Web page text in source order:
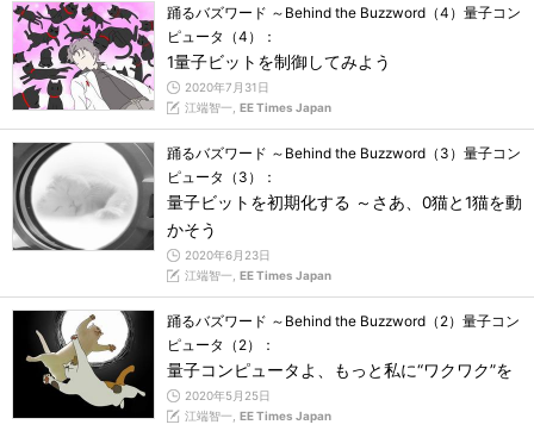
踊るバズワード ～Behind the Buzzword（4）量子コン
ピュータ（4）：
1量子ビットを制御してみよう
2020年7月31日
江端智一, EE Times Japan
踊るバズワード ～Behind the Buzzword（3）量子コン
ピュータ（3）：
量子ビットを初期化する ～さあ、0猫と1猫を動
かそう
2020年6月23日
江端智一, EE Times Japan
踊るバズワード ～Behind the Buzzword（2）量子コン
ピュータ（2）：
量子コンピュータよ、もっと私に“ワクワク”を
2020年5月25日
江端智一, EE Times Japan